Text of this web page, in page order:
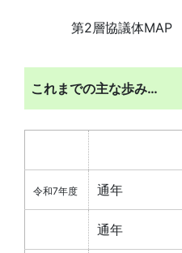
第2層協議体MAP
これまでの主な歩み…
令和7年度 通年
通年